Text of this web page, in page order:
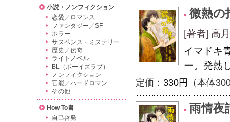
微熱の
[著者] 高
イマドキ
ー。発熱
定価： 330円 （本体
雨情夜
小説・ノンフィクション
恋愛／ロマンス
ファンタジー／SF
ホラー
サスペンス・ミステリー
歴史／伝奇
ライトノベル
BL（ボーイズラブ）
ノンフィクション
官能／ハードロマン
その他
How To書
自己啓発